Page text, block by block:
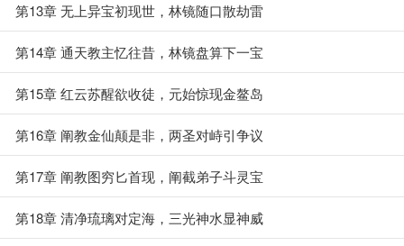
第13章 无上异宝初现世，林镜随口散劫雷
第14章 通天教主忆往昔，林镜盘算下一宝
第15章 红云苏醒欲收徒，元始惊现金鳌岛
第16章 阐教金仙颠是非，两圣对峙引争议
第17章 阐教图穷匕首现，阐截弟子斗灵宝
第18章 清净琉璃对定海，三光神水显神威